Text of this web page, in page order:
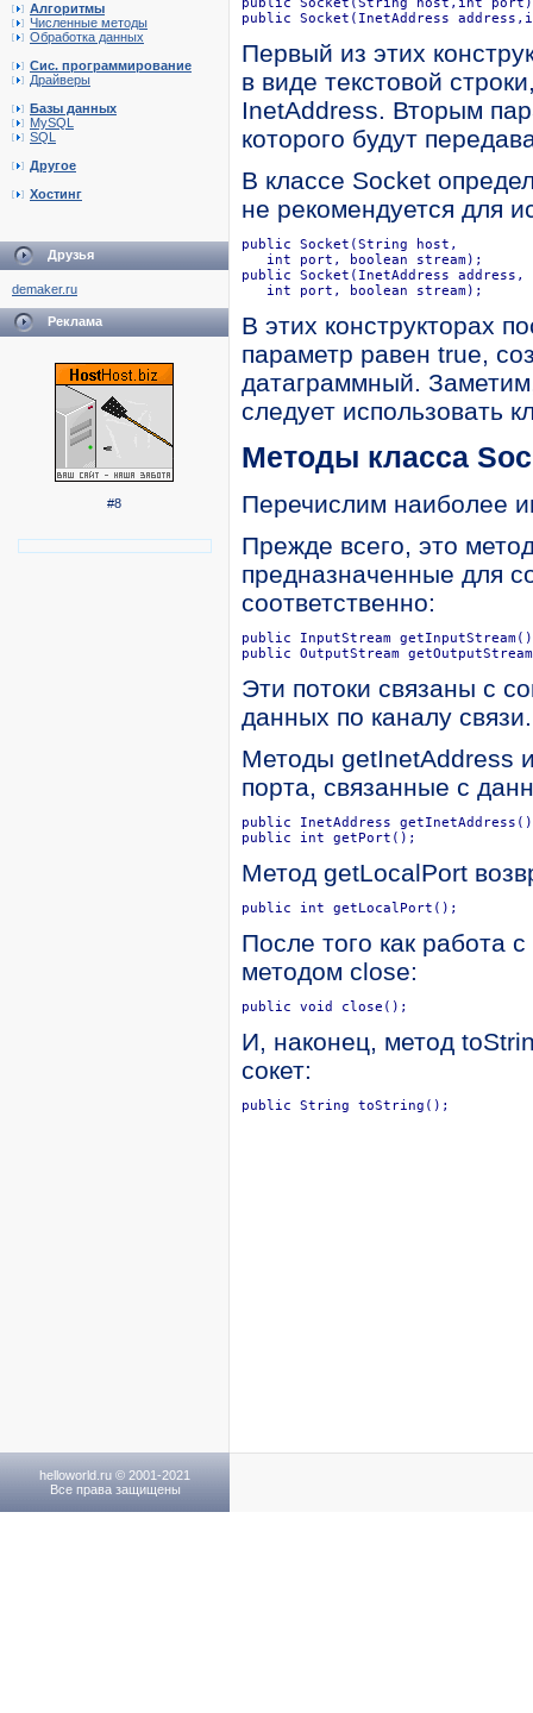
Алгоритмы
Численные методы
Обработка данных
Сис. программирование
Драйверы
Базы данных
MySQL
SQL
Другое
Хостинг
Друзья
demaker.ru
Реклама
#8
public Socket(InetAddress
Первый из этих
в виде текстовой
InetAddress. Вторым
которого будут
В классе Socket
не рекомендуется для
public Socket(String host,
   int port, boolean stream);
public Socket(InetAddress address,
   int port, boolean stream);
В этих конструкторах
параметр равен true,
датаграммный.
следует использовать
Методы класса
Перечислим наиболее
Прежде всего, это
предназначенные для
соответственно:
public InputStream
public OutputStream
Эти потоки связаны с
данных по каналу связи.
Методы getInetAddress
порта, связанные с
public InetAddress
public int getPort();
Метод getLocalPort
public int getLocalPort();
После того как работа
методом close:
public void close();
И, наконец, метод
сокет:
public String toString();
helloworld.ru © 2001-2021
Все права защищены